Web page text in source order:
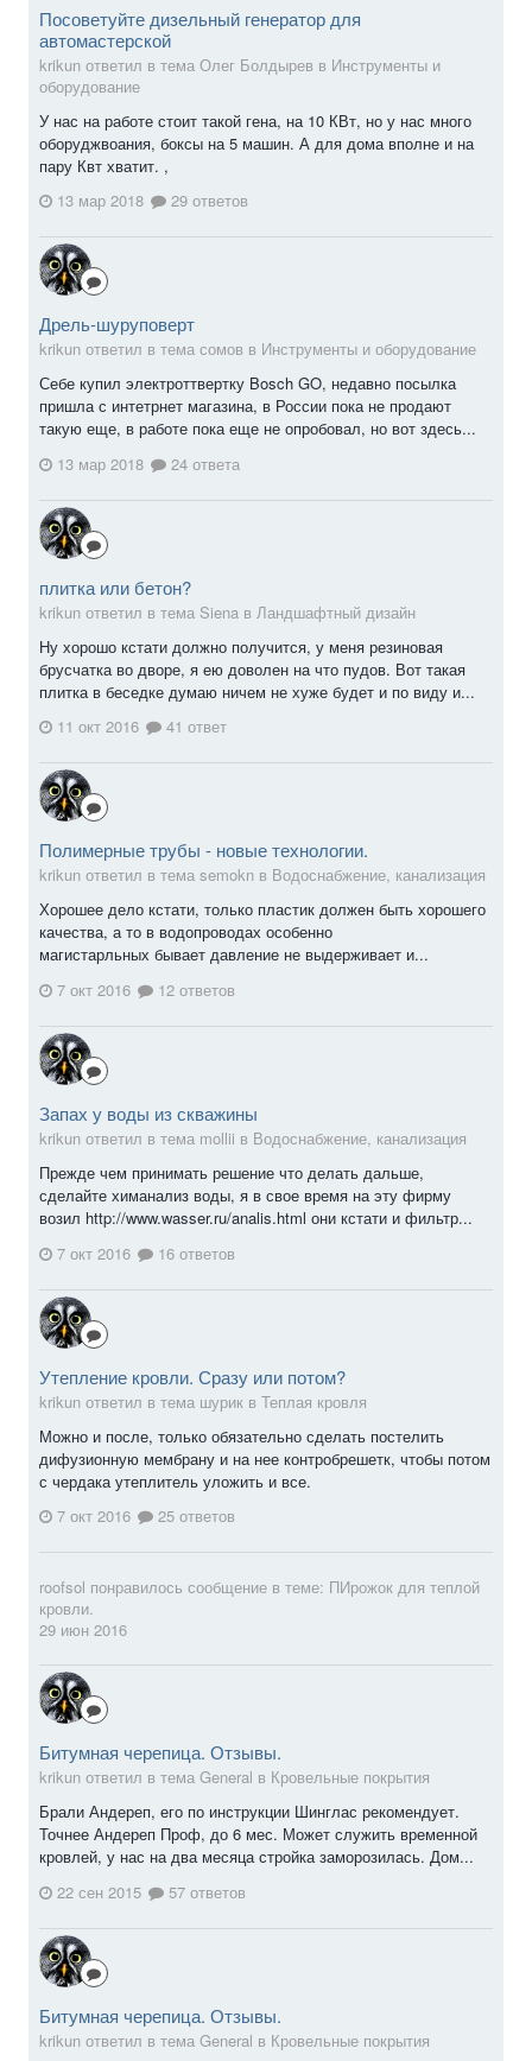
Посоветуйте дизельный генератор для
автомастерской
krikun ответил в тема Олег Болдырев в Инструменты и
оборудование
У нас на работе стоит такой гена, на 10 КВт, но у нас много
оборуджвоания, боксы на 5 машин. А для дома вполне и на
пару Квт хватит. ,
13 мар 2018
29 ответов
Дрель-шуруповерт
krikun ответил в тема сомов в Инструменты и оборудование
Себе купил электроттвертку Bosch GO, недавно посылка
пришла с интетрнет магазина, в России пока не продают
такую еще, в работе пока еще не опробовал, но вот здесь...
13 мар 2018
24 ответа
плитка или бетон?
krikun ответил в тема Siena в Ландшафтный дизайн
Ну хорошо кстати должно получится, у меня резиновая
брусчатка во дворе, я ею доволен на что пудов. Вот такая
плитка в беседке думаю ничем не хуже будет и по виду и...
11 окт 2016
41 ответ
Полимерные трубы - новые технологии.
krikun ответил в тема semokn в Водоснабжение, канализация
Хорошее дело кстати, только пластик должен быть хорошего
качества, а то в водопроводах особенно
магистарльных бывает давление не выдерживает и...
7 окт 2016
12 ответов
Запах у воды из скважины
krikun ответил в тема mollii в Водоснабжение, канализация
Прежде чем принимать решение что делать дальше,
сделайте химанализ воды, я в свое время на эту фирму
возил http://www.wasser.ru/analis.html они кстати и фильтр...
7 окт 2016
16 ответов
Утепление кровли. Сразу или потом?
krikun ответил в тема шурик в Теплая кровля
Можно и после, только обязательно сделать постелить
дифузионную мембрану и на нее контробрешетк, чтобы потом
с чердака утеплитель уложить и все.
7 окт 2016
25 ответов
roofsol понравилось сообщение в теме: ПИрожок для теплой
кровли.
29 июн 2016
Битумная черепица. Отзывы.
krikun ответил в тема General в Кровельные покрытия
Брали Андереп, его по инструкции Шинглас рекомендует.
Точнее Андереп Проф, до 6 мес. Может служить временной
кровлей, у нас на два месяца стройка заморозилась. Дом...
22 сен 2015
57 ответов
Битумная черепица. Отзывы.
krikun ответил в тема General в Кровельные покрытия